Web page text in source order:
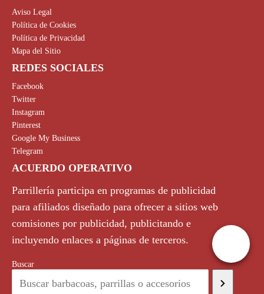
Aviso Legal
Política de Cookies
Política de Privacidad
Mapa del Sitio
REDES SOCIALES
Facebook
Twitter
Instagram
Pinterest
Google My Business
Telegram
ACUERDO OPERATIVO
Parrillería participa en programas de publicidad
para afiliados diseñado para ofrecer a sitios web
comisiones por publicidad, publicitando e
incluyendo enlaces a páginas de terceros.
Buscar